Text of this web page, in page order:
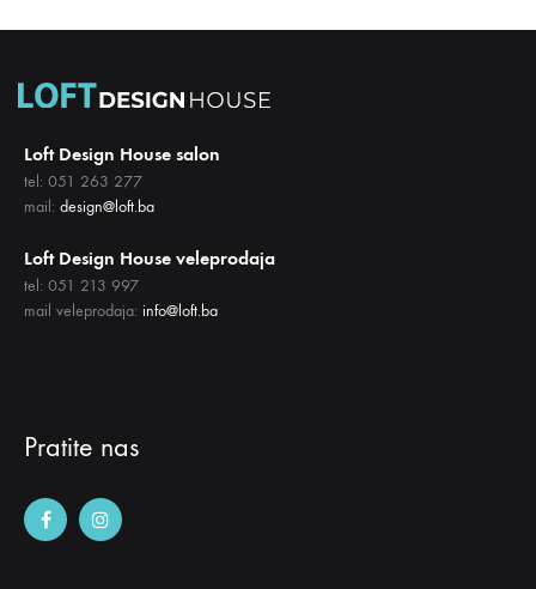
Loft Design House salon
tel: 051 263 277
mail: design@loft.ba
Loft Design House veleprodaja
tel: 051 213 997
mail veleprodaja: info@loft.ba
Pratite nas